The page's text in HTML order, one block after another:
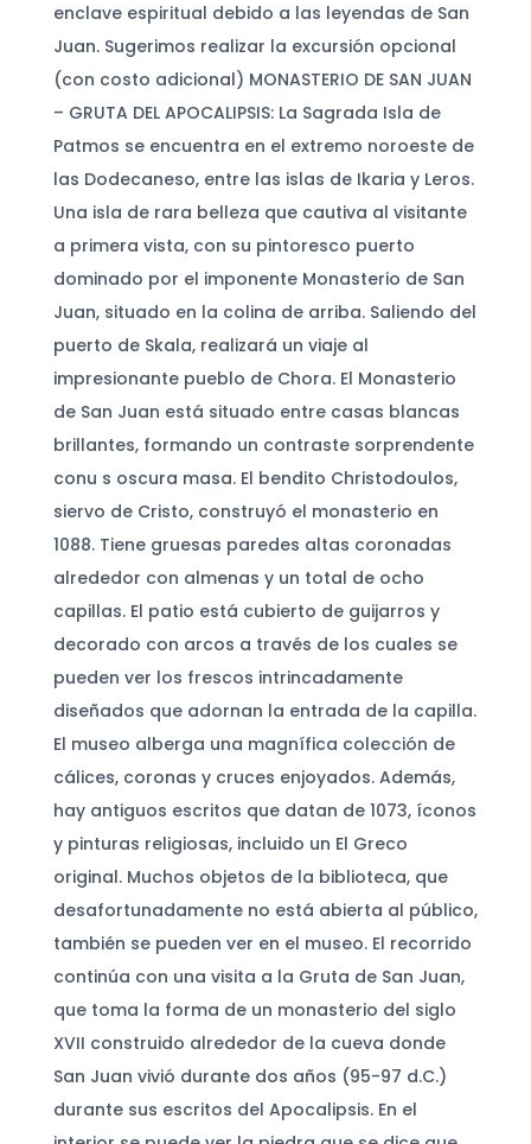
enclave espiritual debido a las leyendas de San
Juan. Sugerimos realizar la excursión opcional
(con costo adicional) MONASTERIO DE SAN JUAN
– GRUTA DEL APOCALIPSIS: La Sagrada Isla de
Patmos se encuentra en el extremo noroeste de
las Dodecaneso, entre las islas de Ikaria y Leros.
Una isla de rara belleza que cautiva al visitante
a primera vista, con su pintoresco puerto
dominado por el imponente Monasterio de San
Juan, situado en la colina de arriba. Saliendo del
puerto de Skala, realizará un viaje al
impresionante pueblo de Chora. El Monasterio
de San Juan está situado entre casas blancas
brillantes, formando un contraste sorprendente
conu s oscura masa. El bendito Christodoulos,
siervo de Cristo, construyó el monasterio en
1088. Tiene gruesas paredes altas coronadas
alrededor con almenas y un total de ocho
capillas. El patio está cubierto de guijarros y
decorado con arcos a través de los cuales se
pueden ver los frescos intrincadamente
diseñados que adornan la entrada de la capilla.
El museo alberga una magnífica colección de
cálices, coronas y cruces enjoyados. Además,
hay antiguos escritos que datan de 1073, íconos
y pinturas religiosas, incluido un El Greco
original. Muchos objetos de la biblioteca, que
desafortunadamente no está abierta al público,
también se pueden ver en el museo. El recorrido
continúa con una visita a la Gruta de San Juan,
que toma la forma de un monasterio del siglo
XVII construido alrededor de la cueva donde
San Juan vivió durante dos años (95-97 d.C.)
durante sus escritos del Apocalipsis. En el